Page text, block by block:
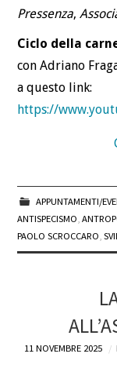
Pressenza,
Ciclo della
con Adriano
a questo link:
https://
APPUNTAMENTI/
ANTISPECISMO ,
PAOLO SCROCCARO ,
11 NOVEMBRE 2025